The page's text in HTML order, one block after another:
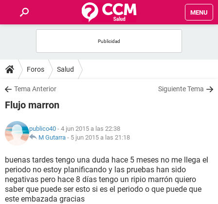
MENU
FOROS
SALUD
FAMILIA
NUTRICIÓN
BIENESTAR
SEXUALIDAD
Foros Salud
Tema Anterior Siguiente Tema
Flujo marron
publico40 - 4 jun 2015 a las 22:38
M Gutarra - 5 jun 2015 a las 21:18
buenas tardes tengo una duda hace 5 meses no me llega el
periodo no estoy planificando y las pruebas han sido
negativas pero hace 8 días tengo un ripio marrón quiero
saber que puede ser esto si es el periodo o que puede que
este embazada gracias